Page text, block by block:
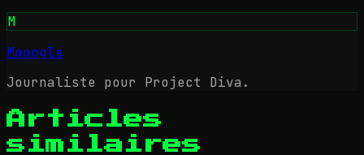
M
Mooogle
Journaliste pour Project Diva.
Articles
similaires